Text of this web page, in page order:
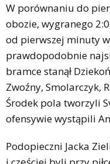
W porównaniu do
obozie, wygranego
od pierwszej minuty
prawdopodobnie
bramce stanął
Zwoźny, Smolarczyk,
Środek pola tworzyli
ofensywie wystąpili
Podopieczni Jacka